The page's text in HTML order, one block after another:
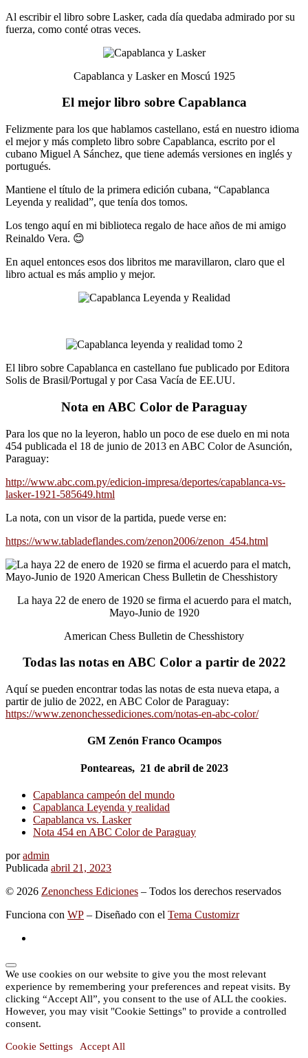
Al escribir el libro sobre Lasker, cada día quedaba admirado por su
fuerza, como conté otras veces.
Capablanca y Lasker en Moscú 1925
El mejor libro sobre Capablanca
Felizmente para los que hablamos castellano, está en nuestro idioma
el mejor y más completo libro sobre Capablanca, escrito por el
cubano Miguel A Sánchez, que tiene además versiones en inglés y
portugués.
Mantiene el título de la primera edición cubana, “Capablanca
Leyenda y realidad”, que tenía dos tomos.
Los tengo aquí en mi biblioteca regalo de hace años de mi amigo
Reinaldo Vera. 😊
En aquel entonces esos dos libritos me maravillaron, claro que el
libro actual es más amplio y mejor.
El libro sobre Capablanca en castellano fue publicado por Editora
Solis de Brasil/Portugal y por Casa Vacía de EE.UU.
Nota en ABC Color de Paraguay
Para los que no la leyeron, hablo un poco de ese duelo en mi nota
454 publicada el 18 de junio de 2013 en ABC Color de Asunción,
Paraguay:
http://www.abc.com.py/edicion-impresa/deportes/capablanca-vs-
lasker-1921-585649.html
La nota, con un visor de la partida, puede verse en:
https://www.tabladeflandes.com/zenon2006/zenon_454.html
La haya 22 de enero de 1920 se firma el acuerdo para el match,
Mayo-Junio de 1920
American Chess Bulletin de Chesshistory
Todas las notas en ABC Color a partir de 2022
Aquí se pueden encontrar todas las notas de esta nueva etapa, a
partir de julio de 2022, en ABC Color de Paraguay:
https://www.zenonchessediciones.com/notas-en-abc-color/
GM Zenón Franco Ocampos
Ponteareas, 21 de abril de 2023
Capablanca campeón del mundo
Capablanca Leyenda y realidad
Capablanca vs. Lasker
Nota 454 en ABC Color de Paraguay
poradmin
Publicada abril 21, 2023
© 2026 Zenonchess Ediciones – Todos los derechos reservados
Funciona con WP – Diseñado con el Tema Customizr
We use cookies on our website to give you the most relevant
experience by remembering your preferences and repeat visits. By
clicking “Accept All”, you consent to the use of ALL the cookies.
However, you may visit "Cookie Settings" to provide a controlled
consent.
Cookie Settings Accept All